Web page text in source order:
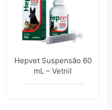
Hepvet Suspensão 60
mL – Vetnil